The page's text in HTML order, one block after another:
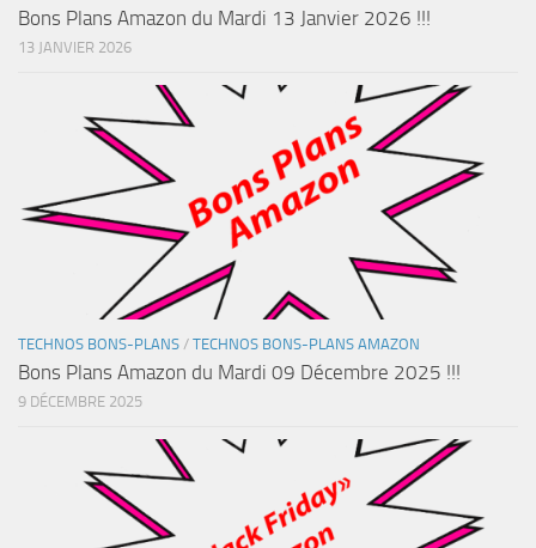
Bons Plans Amazon du Mardi 13 Janvier 2026 !!!
13 JANVIER 2026
TECHNOS BONS-PLANS / TECHNOS BONS-PLANS AMAZON
Bons Plans Amazon du Mardi 09 Décembre 2025 !!!
9 DÉCEMBRE 2025